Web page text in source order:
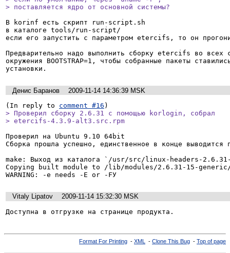
> поставляется ядро от основной системы?
В korinf есть скрипт run-script.sh
в каталоге tools/run-script/
если его запустить с параметром etercifs, то он
Предварительно надо выполнить сборку etercifs во всех
окружения BOOTSTRAP=1, чтобы собранные пакеты
Денис Баранов
2009-11-14 14:36:39 MSK
(In reply to comment #16
> Проверил сборку 2.6.31 с помощью korlogin, собрал
> etercifs-4.3.9-alt3.src.rpm
Проверил на Ubuntu 9.10 64bit
Сборка прошла успешно, единственное в конце выводится
make: Выход из каталога `/usr/src/linux-headers-
Copying built module to /lib/modules/2.6.31-15-
Vitaly Lipatov
2009-11-14 15:32:30 MSK
Доступна в отгрузке на странице продукта.
Format For Printing - XML - Clone This Bug - Top of page